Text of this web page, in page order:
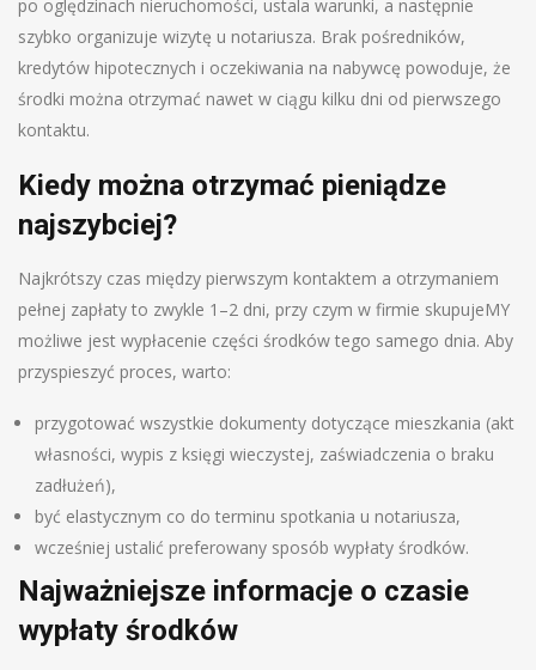
po oględzinach nieruchomości, ustala warunki, a następnie
szybko organizuje wizytę u notariusza. Brak pośredników,
kredytów hipotecznych i oczekiwania na nabywcę powoduje, że
środki można otrzymać nawet w ciągu kilku dni od pierwszego
kontaktu.
Kiedy można otrzymać pieniądze
najszybciej?
Najkrótszy czas między pierwszym kontaktem a otrzymaniem
pełnej zapłaty to zwykle 1–2 dni, przy czym w firmie skupujeMY
możliwe jest wypłacenie części środków tego samego dnia. Aby
przyspieszyć proces, warto:
przygotować wszystkie dokumenty dotyczące mieszkania (akt
własności, wypis z księgi wieczystej, zaświadczenia o braku
zadłużeń),
być elastycznym co do terminu spotkania u notariusza,
wcześniej ustalić preferowany sposób wypłaty środków.
Najważniejsze informacje o czasie
wypłaty środków